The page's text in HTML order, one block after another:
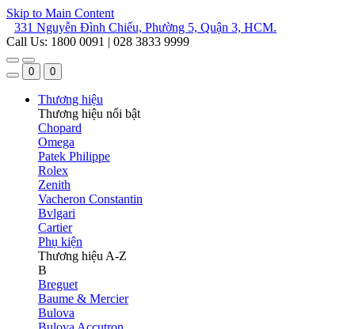
Skip to Main Content
331 Nguyễn Đình Chiểu, Phường 5, Quận 3, HCM.
Call Us: 1800 0091 | 028 3833 9999
0 0
Thương hiệu
Thương hiệu nổi bật
Chopard
Omega
Patek Philippe
Rolex
Zenith
Vacheron Constantin
Bvlgari
Cartier
Phụ kiện
Thương hiệu A-Z
B
Breguet
Baume & Mercier
Bulova